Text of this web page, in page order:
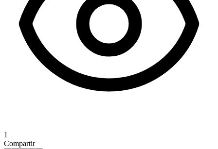
1
Compartir